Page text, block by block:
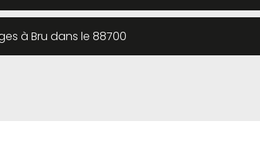
à Bru dans le 88700